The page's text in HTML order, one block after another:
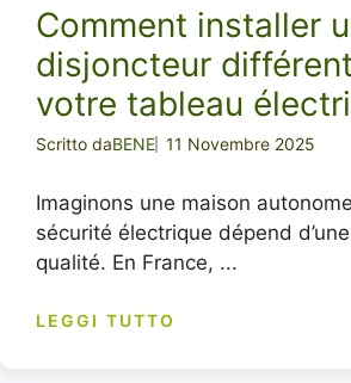
Comment installer
disjoncteur
votre tableau
Scritto daBENE 11 Novembre 2025
Imaginons une maison
sécurité électrique dépend
qualité. En France, ...
LEGGI TUTTO